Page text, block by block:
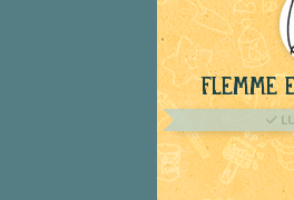
Flemme